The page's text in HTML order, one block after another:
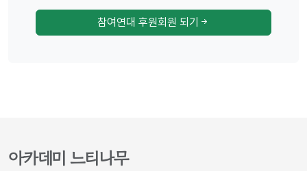
참여연대 후원회원 되기
아카데미 느티나무